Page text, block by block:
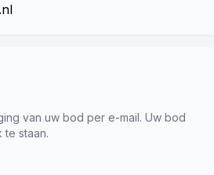
van uw bod per e-mail. Uw bod
staan.